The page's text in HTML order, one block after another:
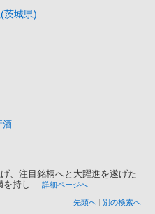
茨城県)
酒
、注目銘柄へと大躍進を遂げた
を持し... 詳細ページへ
先頭へ | 別の検索へ